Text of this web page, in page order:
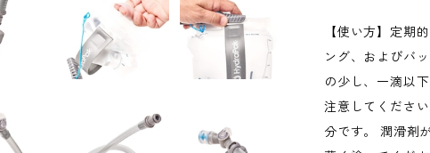
【使い方】定期
ング、およびバ
の少し、一滴以
注意してくださ
分です。 潤滑剤